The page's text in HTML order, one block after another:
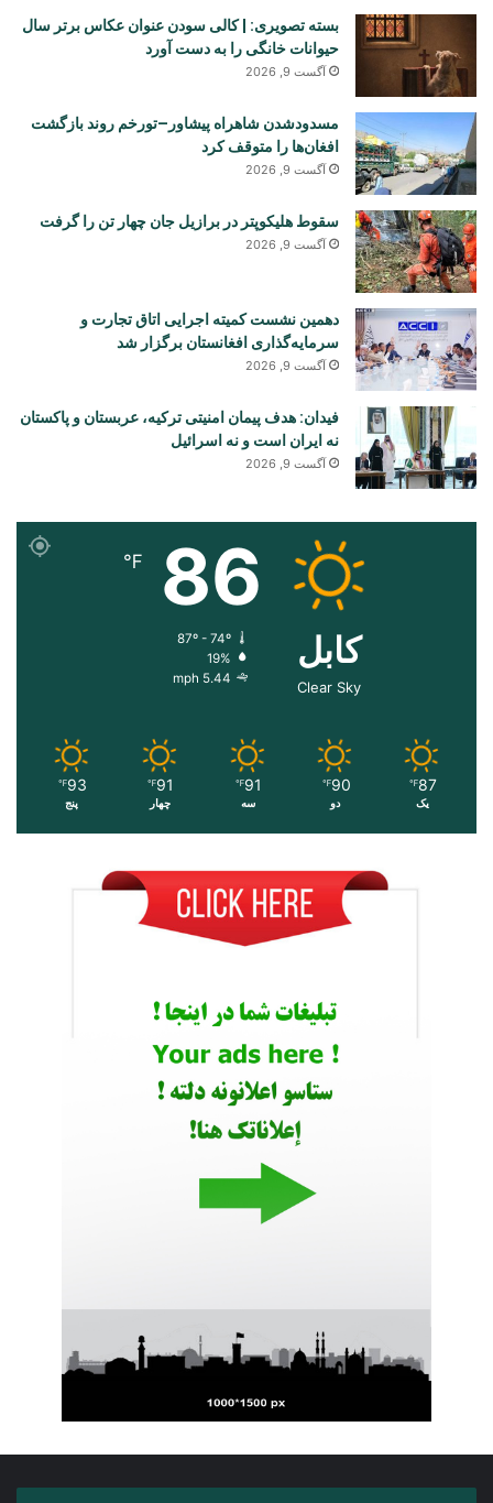
بسته تصویری: | کالی سودن عنوان عکاس برتر سال
حیوانات خانگی را به دست آورد
آگست 9, 2026
مسدودشدن شاهراه پیشاور–تورخم روند بازگشت
افغان‌ها را متوقف کرد
آگست 9, 2026
سقوط هلیکوپتر در برازیل جان چهار تن را گرفت
آگست 9, 2026
دهمین نشست کمیته اجرایی اتاق تجارت و
سرمایه‌گذاری افغانستان برگزار شد
آگست 9, 2026
فیدان: هدف پیمان امنیتی ترکیه، عربستان و پاکستان
نه ایران است و نه اسرائیل
آگست 9, 2026
کابل
Clear Sky
86
℉
87º - 74º
19%
5.44 mph
87
℉
یک
90
℉
دو
91
℉
سه
91
℉
چهار
93
℉
پنج